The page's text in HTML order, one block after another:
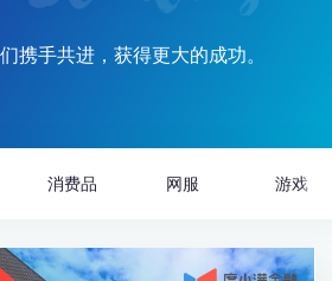
携手共进，获得更大的成功。
消费品 网服 游戏